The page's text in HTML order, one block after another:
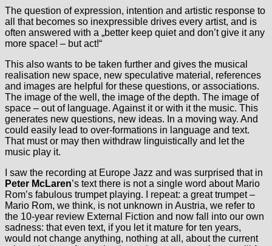
The question of expression, intention and artistic response to
all that becomes so inexpressible drives every artist, and is
often answered with a „better keep quiet and don’t give it any
more space! – but act!“
This also wants to be taken further and gives the musical
realisation new space, new speculative material, references
and images are helpful for these questions, or associations.
The image of the well, the image of the depth. The image of
space – out of language. Against it or with it the music. This
generates new questions, new ideas. In a moving way. And
could easily lead to over-formations in language and text.
That must or may then withdraw linguistically and let the
music play it.
I saw the recording at Europe Jazz and was surprised that in
Peter McLaren’s text there is not a single word about Mario
Rom’s fabulous trumpet playing. I repeat: a great trumpet –
Mario Rom, we think, is not unknown in Austria, we refer to
the 10-year review External Fiction and now fall into our own
sadness: that even text, if you let it mature for ten years,
would not change anything, nothing at all, about the current